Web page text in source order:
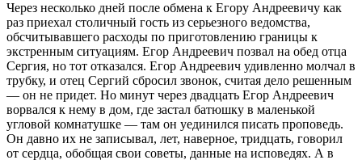
Через несколько дней после обмена к Егору Андреевичу как
раз приехал столичный гость из серьезного ведомства,
обсчитывавшего расходы по приготовлению границы к
экстренным ситуациям. Егор Андреевич позвал на обед отца
Сергия, но тот отказался. Егор Андреевич удивленно молчал в
трубку, и отец Сергий сбросил звонок, считая дело решенным
— он не придет. Но минут через двадцать Егор Андреевич
ворвался к нему в дом, где застал батюшку в маленькой
угловой комнатушке — там он уединился писать проповедь.
Он давно их не записывал, лет, наверное, тридцать, говорил
от сердца, обобщая свои советы, данные на исповедях. А в